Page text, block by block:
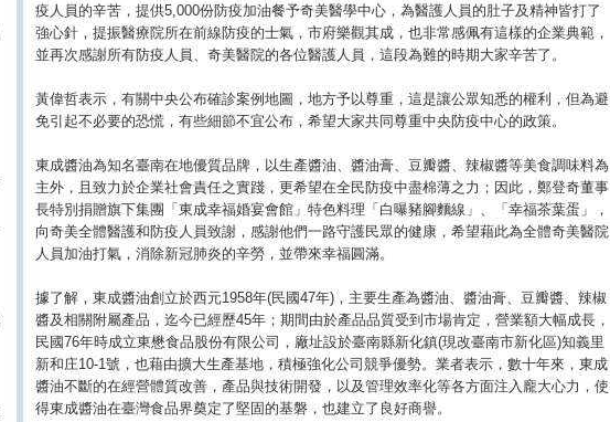
疫人員的辛苦，提供5,000份防疫加油餐予奇美醫學中心，為醫護人員的肚子及精神皆打了
強心針，提振醫療院所在前線防疫的士氣，市府樂觀其成，也非常感佩有這樣的企業典範，
並再次感謝所有防疫人員、奇美醫院的各位醫護人員，這段為難的時期大家辛苦了。
黃偉哲表示，有關中央公布確診案例地圖，地方予以尊重，這是讓公眾知悉的權利，但為避
免引起不必要的恐慌，有些細節不宜公布，希望大家共同尊重中央防疫中心的政策。
東成醬油為知名臺南在地優質品牌，以生產醬油、醬油膏、豆瓣醬、辣椒醬等美食調味料為
主外，且致力於企業社會責任之實踐，更希望在全民防疫中盡棉薄之力；因此，鄭登奇董事
長特別捐贈旗下集團「東成幸福婚宴會館」特色料理「白曝豬腳麵線」、「幸福茶葉蛋」，
向奇美全體醫護和防疫人員致謝，感謝他們一路守護民眾的健康，希望藉此為全體奇美醫院
人員加油打氣，消除新冠肺炎的辛勞，並帶來幸福圓滿。
據了解，東成醬油創立於西元1958年(民國47年)，主要生產為醬油、醬油膏、豆瓣醬、辣椒
醬及相關附屬產品，迄今已經歷45年；期間由於產品品質受到市場肯定，營業額大幅成長，
民國76年時成立東懋食品股份有限公司，廠址設於臺南縣新化鎮(現改臺南市新化區)知義里
新和庄10-1號，也藉由擴大生產基地，積極強化公司競爭優勢。業者表示，數十年來，東成
醬油不斷的在經營體質改善，產品與技術開發，以及管理效率化等各方面注入龐大心力，使
得東成醬油在臺灣食品界奠定了堅固的基磐，也建立了良好商譽。